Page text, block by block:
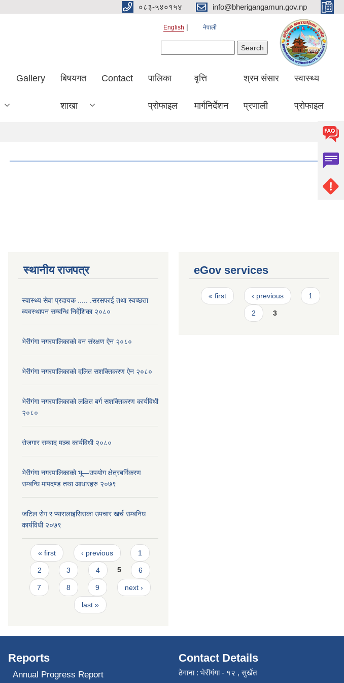
०८३-५४०१५४ info@bherigangamun.gov.np
English नेपाली
Gallery बिषयगत
शाखा
Contact पालिका
प्रोफाइल
वृत्ति
मार्गनिर्देशन
श्रम संसार
प्रणाली
स्वास्थ्य
प्रोफाइल
स्थानीय राजपत्र
स्वास्थ्य सेवा प्रदायक ..... .सरसफाई तथा स्वच्छता
व्यवस्थापन सम्बन्धि निर्देशिका २०८०
भेरीगंगा नगरपालिकाको वन संरक्षण ऐन २०८०
भेरीगंगा नगरपालिकाको दलित सशक्तिकरण ऐन २०८०
भेरीगंगा नगरपालिकाको लक्षित बर्ग सशक्तिकरण कार्यविधी
२०८०
रोजगार सम्बाद मञ्च कार्यविधी २०८०
भेरीगंगा नगरपालिकाको भू—उपयोग क्षेत्रबर्गिकरण
सम्बन्धि मापदण्ड तथा आधारहरु २०७९
जटिल रोग र प्यारालाइसिसका उपचार खर्च सम्बनिध
कार्यविधी २०७९
Pages
« first ‹ previous 1
2 3 4 5 6
7 8 9 next ›
last »
eGov services
Pages
« first ‹ previous 1
2 3
Reports
Annual Progress Report
Contact Details
ठेगाना : भेरीगंगा - १२ , सुर्खेत